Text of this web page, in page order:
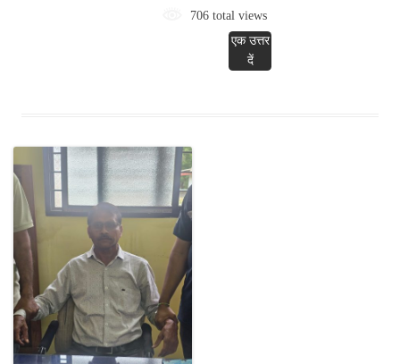
706 total views
एक उत्तर
दें